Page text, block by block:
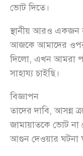
ভোট দিতে।
স্থানীয় আরও একজন
আজকে আমাদের ওপর
দিলো, এখন আমরা
সাহায্য চাইছি।
বিজ্ঞাপন
তাদের দাবি, আসন্ন
জামায়াতকে ভোট না
আগুন দেওয়ার ঘটনা